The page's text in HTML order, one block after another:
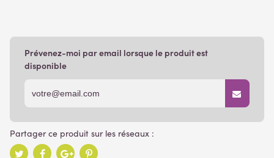
Prévenez-moi par email lorsque le produit est
disponible